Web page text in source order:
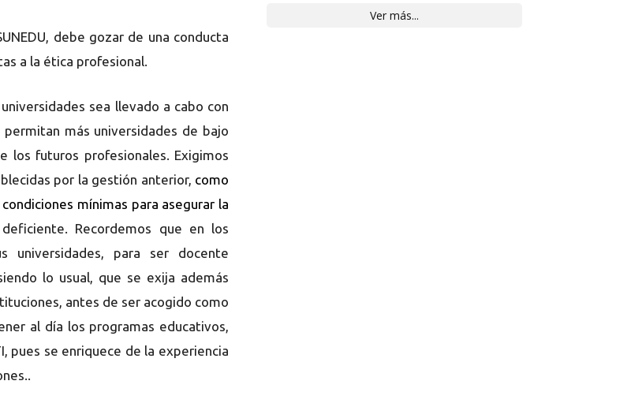
debe gozar de una conducta
a la ética profesional.
sea llevado a cabo con
más universidades de bajo
los futuros profesionales. Exigimos
por la gestión anterior, como
mínimas para asegurar la
Recordemos que en los
para ser docente
lo usual, que se exija además
antes de ser acogido como
al día los programas educativos,
pues se enriquece de la experiencia
Ver más...